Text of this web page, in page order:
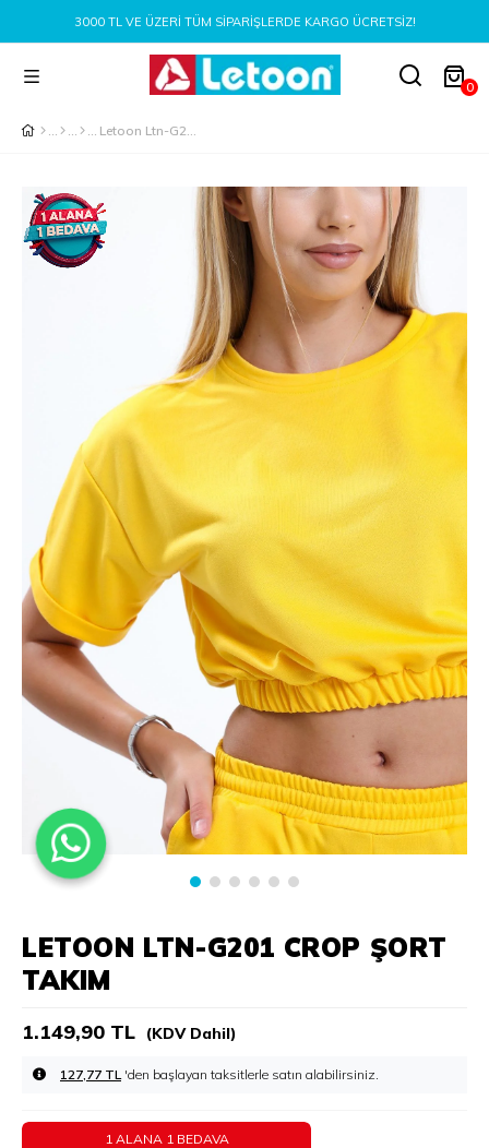
3000 TL VE ÜZERI TÜM SIPARIŞLERDE KARGO ÜCRETSIZ!
0
Letoon Ltn-G201 Crop Şort Takım
LETOON LTN-G201 CROP ŞORT
TAKIM
1.149,90 TL (KDV Dahil)
127,77 TL 'den başlayan taksitlerle
1 ALANA 1 BEDAVA